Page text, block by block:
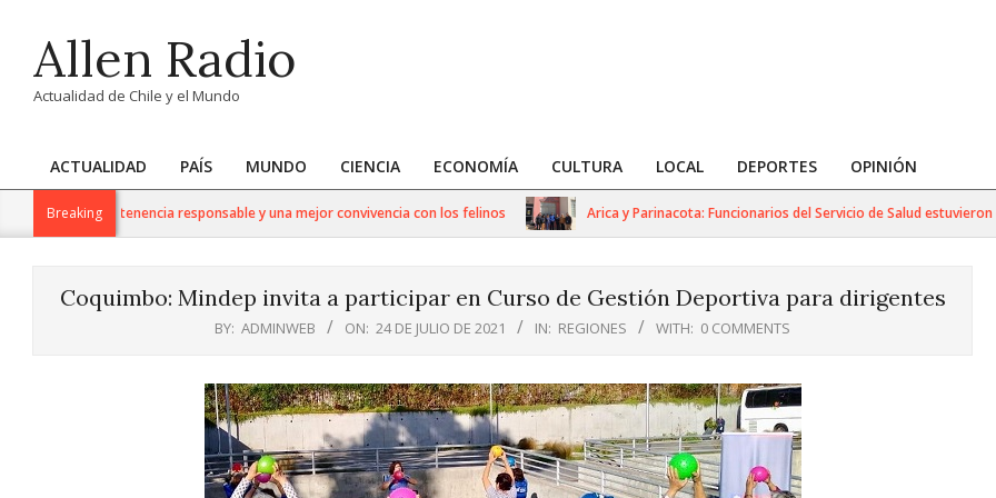
contentAllen Radio
Actualidad de Chile y el Mundo
Primary
Navigation
ACTUALIDAD PAÍS MUNDO CIENCIA ECONOMÍA CULTURA LOCAL DEPORTES OPINIÓN
Breaking
para una tenencia responsable y una mejor convivencia con los felinos Arica y Parinacota: Funcionarios del Servicio de Salud estuvieron
Coquimbo: Mindep invita a participar en Curso de Gestión Deportiva para dirigentes
BY: ADMINWEB ON: 24 DE JULIO DE 2021 IN: REGIONES WITH: 0 COMMENTS